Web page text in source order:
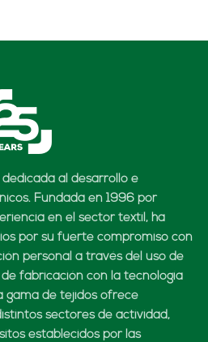
al desarrollo e
Fundada en 1996 por
en el sector textil, ha
por su fuerte compromiso con
personal a través del uso de
fabricación con la tecnología
gama de tejidos ofrece
sectores de actividad,
establecidos por las